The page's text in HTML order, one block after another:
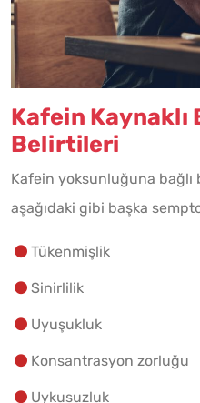
Kafein Kaynaklı
Belirtileri
Kafein yoksunluğuna bağlı
aşağıdaki gibi başka
Tükenmişlik
Sinirlilik
Uyuşukluk
Konsantrasyon zorluğu
Uykusuzluk